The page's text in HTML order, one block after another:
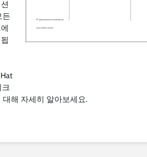
든
크
해 자세히 알아보세요.